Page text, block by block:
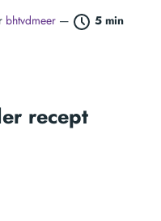
bhtvdmeer — 5 min
recept